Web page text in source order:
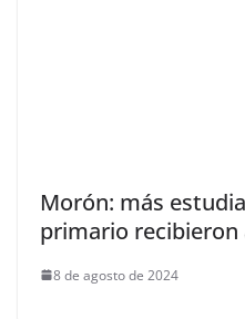
Morón: más
primario
8 de agosto de 2024